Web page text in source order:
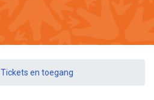
Tickets en toegang